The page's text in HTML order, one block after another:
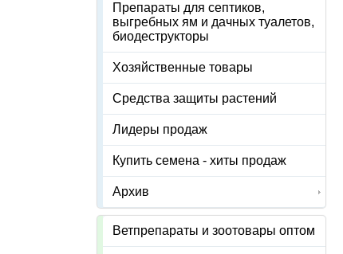
Препараты для септиков,
выгребных ям и дачных туалетов,
биодеструкторы
Хозяйственные товары
Средства защиты растений
Лидеры продаж
Купить семена - хиты продаж
Архив
Ветпрепараты и зоотовары оптом